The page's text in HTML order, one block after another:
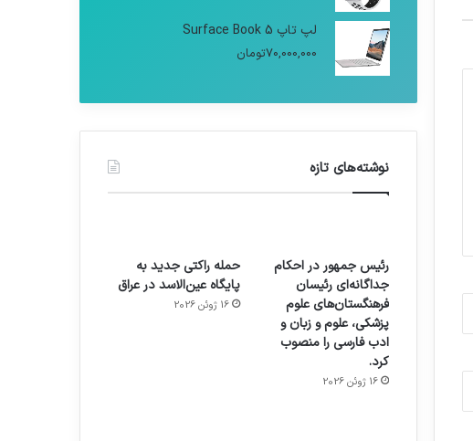
لپ تاپ Surface Book 5
70,000,000تومان
نوشته‌های تازه
رئیس جمهور در احکام
جداگانه‌ای رئیسان
فرهنگستان‌های علوم
پزشکی، علوم و زبان و
ادب فارسی را منصوب
کرد.
16 ژوئن 2026
حمله راکتی جدید به
پایگاه عین‌الاسد در عراق
16 ژوئن 2026